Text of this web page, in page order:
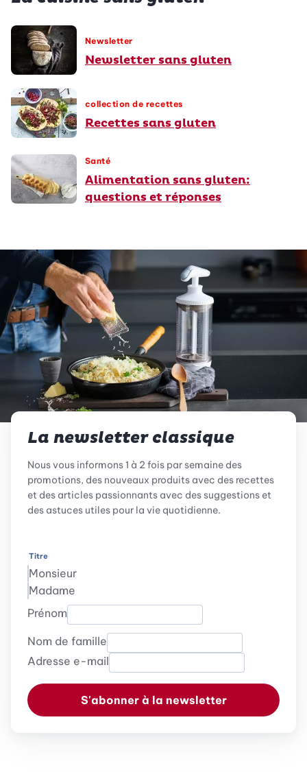
Newsletter
Newsletter sans gluten
collection de recettes
Recettes sans gluten
Santé
Alimentation sans gluten:
questions et réponses
La newsletter classique
Nous vous informons 1 à 2 fois par semaine des
promotions, des nouveaux produits avec des recettes
et des articles passionnants avec des suggestions et
des astuces utiles pour la vie quotidienne.
Titre
Monsieur
Madame
Prénom
Nom de famille
Adresse e-mail
S'abonner à la newsletter